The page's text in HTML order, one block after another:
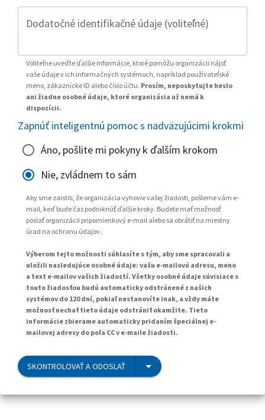
Dodatočné identifikačné údaje (voliteľné)
Voliteľne uveďte ďalšie informácie, ktoré pomôžu organizácii nájsť
vaše údaje v ich informačných systémoch, napríklad používateľské
meno, zákaznícke ID alebo číslo účtu. Prosím, neposkytujte heslo
ani žiadne osobné údaje, ktoré organizácia už nemá k
dispozícii.
Zapnúť inteligentnú pomoc s nadväzujúcimi krokmi
Áno, pošlite mi pokyny k ďalším krokom
Nie, zvládnem to sám
Aby sme zaistili, že organizácia vyhovie vašej žiadosti, pošleme vám e-
mail, keď bude čas podniknúť ďalšie kroky. Budete mať možnosť
poslať organizácii pripomienkový e-mail alebo sa obrátiť na miestny
úrad na ochranu údajov.
Výberom tejto možnosti súhlasíte s tým, aby sme spracovali a
uložili nasledujúce osobné údaje: vašu e-mailovú adresu, meno
a text e-mailov vašich žiadostí. Všetky osobné údaje súvisiace s
touto žiadosťou budú automaticky odstránené z našich
systémov do 120 dní, pokiaľ nestanovíte inak, a vždy máte
možnosť nechať tieto údaje odstrániť okamžite. Tieto
informácie zbierame automaticky pridaním špeciálnej e-
mailovej adresy do poľa CC v e-maile žiadosti.
SKONTROLOVAŤ A ODOSLAŤ